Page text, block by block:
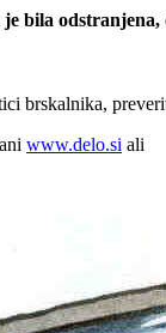
bila
brskalnika,
www.delo.si ali